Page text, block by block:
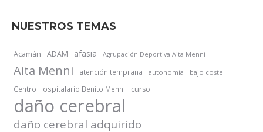
NUESTROS TEMAS
Acamán ADAM afasia Agrupación Deportiva Aita Menni
Aita Menni atención temprana autonomía bajo coste
Centro Hospitalario Benito Menni curso
daño cerebral
daño cerebral adquirido